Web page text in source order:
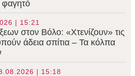
φαγητό
| 15:21
στον Βόλο: «Χτενίζουν» τις
άδεια σπίτια – Τα κόλπα
| 15:18